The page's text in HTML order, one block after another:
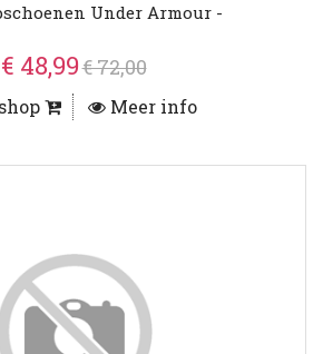
Under Armour -
€ 48,99€ 72,00
Meer info